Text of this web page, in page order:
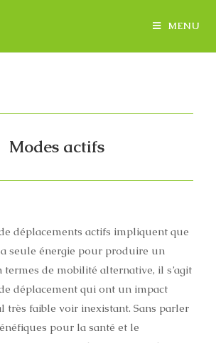
MENU
Modes actifs
déplacements actifs impliquent que
seule énergie pour produire un
termes de mobilité alternative, il s’agit
déplacement qui ont un impact
très faible voir inexistant. Sans parler
pour la santé et le